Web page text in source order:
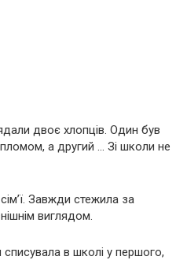
двоє хлопців. Один був
а другий … Зі школи не
Завжди стежила за
виглядом.
в школі у першого,